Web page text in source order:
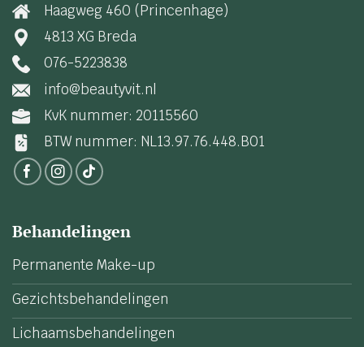
Haagweg 460 (Princenhage)
4813 XG Breda
076-5223838
info@beautyvit.nl
KvK nummer: 20115560
BTW nummer: NL13.97.76.448.B01
Behandelingen
Permanente Make-up
Gezichtsbehandelingen
Lichaamsbehandelingen